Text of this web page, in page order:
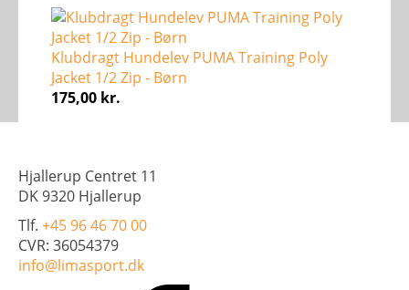
Klubdragt Hundelev PUMA Training Poly
Jacket 1/2 Zip - Børn
175,00 kr.
Hjallerup Centret 11
DK 9320 Hjallerup
Tlf. +45 96 46 70 00
CVR: 36054379
info@limasport.dk